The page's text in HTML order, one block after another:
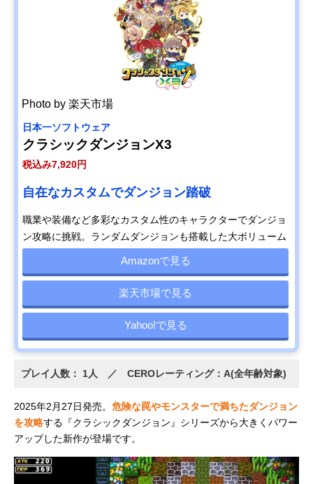
Photo by 楽天市場
日本一ソフトウェア
クラシックダンジョンX3
税込み7,920円
自在なカスタムでダンジョン踏破
職業や装備など多彩なカスタム性のキャラクターでダンジョ
ン攻略に挑戦。ランダムダンジョンも搭載した大ボリューム
Amazonで見る
楽天市場で見る
Yahoo!で見る
プレイ人数： 1人 ／ CEROレーティング：A(全年齢対象)
2025年2月27日発売。 危険な罠やモンスターで満ちたダンジョン
を攻略する『クラシックダンジョン』シリーズから大きくパワー
アップした新作が登場です。